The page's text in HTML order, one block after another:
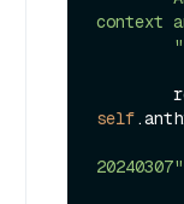
context
self
20240307"